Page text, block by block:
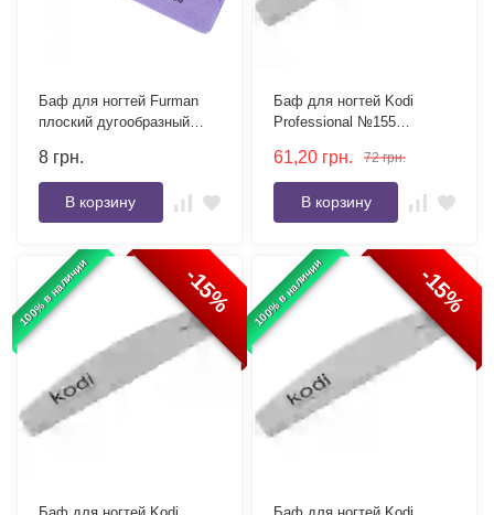
Баф для ногтей Furman
плоский дугообразный
8 грн.
В корзину
Баф для ногтей Kodi
Professional №155
61,20 грн. 72 грн.
В корзину
100% в наличии -15% 100% в наличии -15%